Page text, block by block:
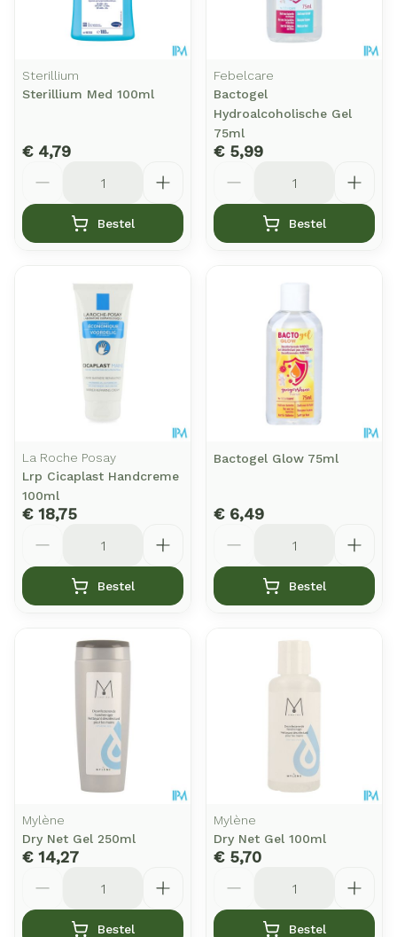
Sterillium
Sterillium Med 100ml
€ 4,79
Bestel
Febelcare
Bactogel
Hydroalcoholische Gel
75ml
€ 5,99
Bestel
La Roche Posay
Lrp Cicaplast Handcreme
100ml
€ 18,75
Bestel
Bactogel Glow 75ml
€ 6,49
Bestel
Mylène
Dry Net Gel 250ml
€ 14,27
Bestel
Mylène
Dry Net Gel 100ml
€ 5,70
Bestel